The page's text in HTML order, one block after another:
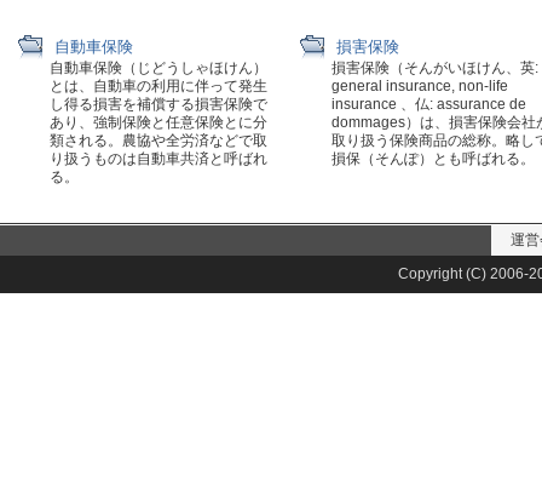
自動車保険
自動車保険（じどうしゃほけん）
とは、自動車の利用に伴って発生
し得る損害を補償する損害保険で
あり、強制保険と任意保険とに分
類される。農協や全労済などで取
り扱うものは自動車共済と呼ばれ
る。
損害保険
損害保険（そんがいほけん、英:
general insurance, non-life
insurance 、仏: assurance de
dommages）は、損害保険会社
取り扱う保険商品の総称。略し
損保（そんぽ）とも呼ばれる。
運
Copyright (C) 2006-